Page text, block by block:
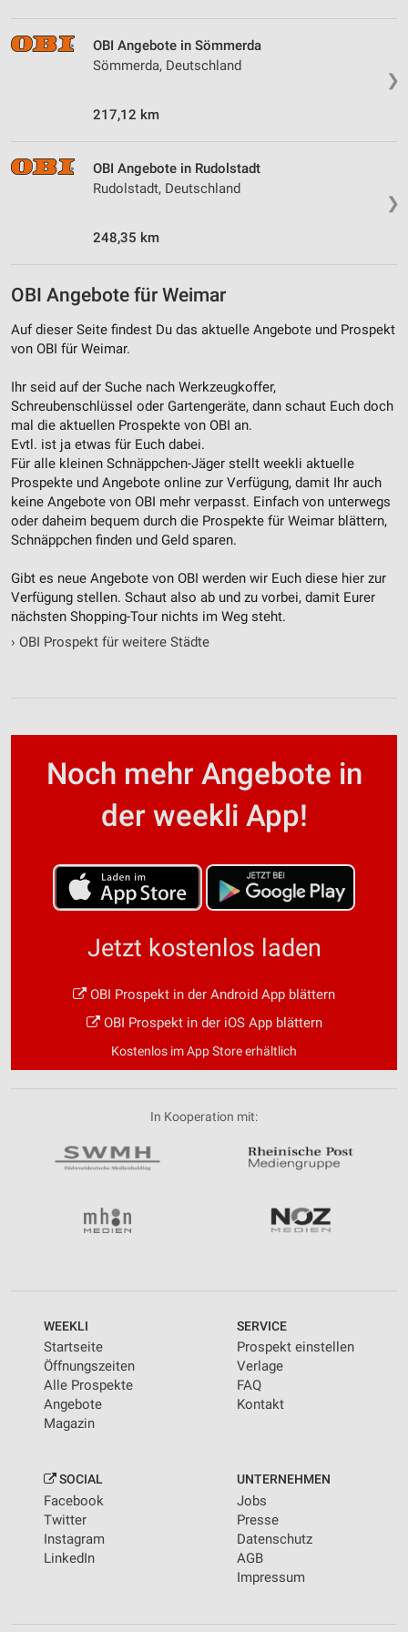
❯
OBI Angebote in Sömmerda
Sömmerda, Deutschland
217,12 km
❯
OBI Angebote in Rudolstadt
Rudolstadt, Deutschland
248,35 km
OBI Angebote für Weimar
Auf dieser Seite findest Du das aktuelle Angebote und Prospekt
von OBI für Weimar.
Ihr seid auf der Suche nach Werkzeugkoffer,
Schreubenschlüssel oder Gartengeräte, dann schaut Euch doch
mal die aktuellen Prospekte von OBI an.
Evtl. ist ja etwas für Euch dabei.
Für alle kleinen Schnäppchen-Jäger stellt weekli aktuelle
Prospekte und Angebote online zur Verfügung, damit Ihr auch
keine Angebote von OBI mehr verpasst. Einfach von unterwegs
oder daheim bequem durch die Prospekte für Weimar blättern,
Schnäppchen finden und Geld sparen.
Gibt es neue Angebote von OBI werden wir Euch diese hier zur
Verfügung stellen. Schaut also ab und zu vorbei, damit Eurer
nächsten Shopping-Tour nichts im Weg steht.
› OBI Prospekt für weitere Städte
Noch mehr Angebote in
der weekli App!
Jetzt kostenlos laden
OBI Prospekt in der Android App blättern
OBI Prospekt in der iOS App blättern
Kostenlos im App Store erhältlich
In Kooperation mit:
WEEKLI
Startseite
Öffnungszeiten
Alle Prospekte
Angebote
Magazin
SERVICE
Prospekt einstellen
Verlage
FAQ
Kontakt
SOCIAL
Facebook
Twitter
Instagram
LinkedIn
UNTERNEHMEN
Jobs
Presse
Datenschutz
AGB
Impressum
Quellen
Verwendung reduzierter Daten zur Auswahl von
IAB-Besonderheiten:
Verwendung genauer Standortdaten
Geräte anhand von aktiv angeforderten
Informationen identifizieren
Notwendig
Performance
Funktional
Werbung